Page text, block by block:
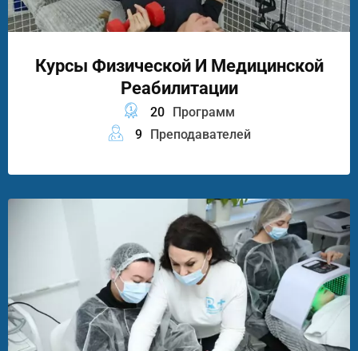
Курсы Физической И Медицинской
Реабилитации
20
Программ
9
Преподавателей